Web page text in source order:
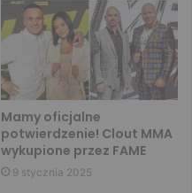
Mamy oficjalne
potwierdzenie! Clout MMA
wykupione przez FAME
9 stycznia 2025